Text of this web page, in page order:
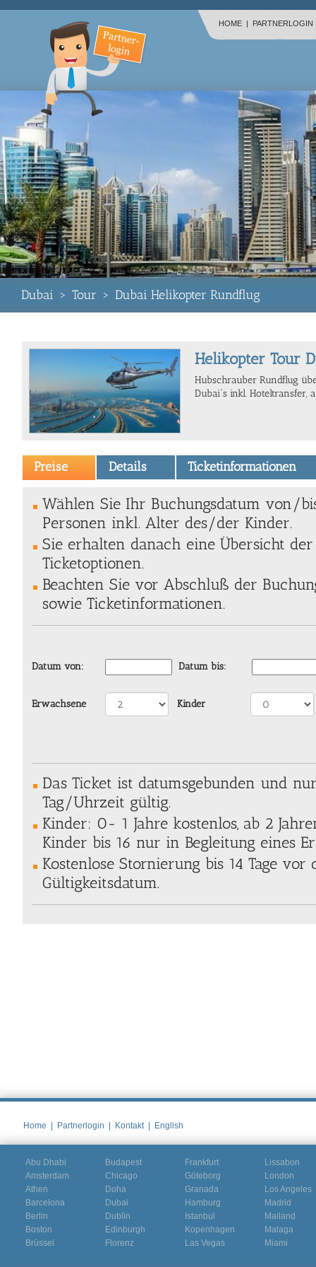
HOME | PARTNERLOGIN
Dubai > Tour > Dubai Helikopter Rundflug
Helikopter Tour
Hubschrauber Rundflug
Dubai´s inkl. Hoteltransfer,
Preise Details Ticketinformationen
Wählen Sie Ihr Buchungsdatum von/
Personen inkl. Alter des/der Kinder.
Sie erhalten danach eine Übersicht
Ticketoptionen.
Beachten Sie vor Abschluß der
sowie Ticketinformationen.
Datum von: Datum bis:
Erwachsene Kinder
Das Ticket ist datumsgebunden und
Tag/Uhrzeit gültig.
Kinder: 0- 1 Jahre kostenlos, ab 2
Kinder bis 16 nur in Begleitung eines
Kostenlose Stornierung bis 14 Tage vor
Gültigkeitsdatum.
Home Partnerlogin Kontakt English
Abu Dhabi
Amsterdam
Athen
Barcelona
Berlin
Boston
Brüssel
Budapest
Chicago
Doha
Dubai
Dublin
Edinburgh
Florenz
Frankfurt
Göteborg
Granada
Hamburg
Istanbul
Kopenhagen
Las Vegas
Lissabon
London
Los Angeles
Madrid
Mailand
Malaga
Miami